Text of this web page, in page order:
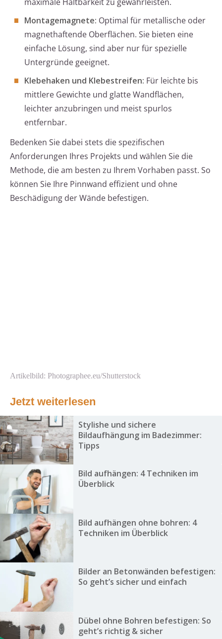
Montagemagnete: Optimal für metallische oder
magnethaftende Oberflächen. Sie bieten eine
einfache Lösung, sind aber nur für spezielle
Untergründe geeignet.
Klebehaken und Klebestreifen: Für leichte bis
mittlere Gewichte und glatte Wandflächen,
leichter anzubringen und meist spurlos
entfernbar.
Bedenken Sie dabei stets die spezifischen
Anforderungen Ihres Projekts und wählen Sie die
Methode, die am besten zu Ihrem Vorhaben passt. So
können Sie Ihre Pinnwand effizient und ohne
Beschädigung der Wände befestigen.
Artikelbild: Photographee.eu/Shutterstock
Jetzt weiterlesen
Stylishe und sichere
Bildaufhängung im Badezimmer:
Tipps
Bild aufhängen: 4 Techniken im
Überblick
Bild aufhängen ohne bohren: 4
Techniken im Überblick
Bilder an Betonwänden befestigen:
So geht’s sicher und einfach
Dübel ohne Bohren befestigen: So
geht’s richtig & sicher